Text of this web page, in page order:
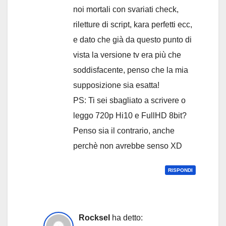
noi mortali con svariati check,
riletture di script, kara perfetti ecc,
e dato che già da questo punto di
vista la versione tv era più che
soddisfacente, penso che la mia
supposizione sia esatta!
PS: Ti sei sbagliato a scrivere o
leggo 720p Hi10 e FullHD 8bit?
Penso sia il contrario, anche
perchè non avrebbe senso XD
RISPONDI
Rocksel ha detto: